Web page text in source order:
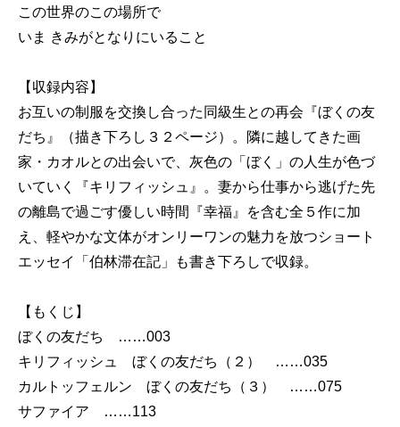
この世界のこの場所で
いま きみがとなりにいること
【収録内容】
お互いの制服を交換し合った同級生との再会『ぼくの友
だち』（描き下ろし３２ページ）。隣に越してきた画
家・カオルとの出会いで、灰色の「ぼく」の人生が色づ
いていく『キリフィッシュ』。妻から仕事から逃げた先
の離島で過ごす優しい時間『幸福』を含む全５作に加
え、軽やかな文体がオンリーワンの魅力を放つショート
エッセイ「伯林滞在記」も書き下ろしで収録。
【もくじ】
ぼくの友だち ……003
キリフィッシュ ぼくの友だち（２） ……035
カルトッフェルン ぼくの友だち（３） ……075
サファイア ……113